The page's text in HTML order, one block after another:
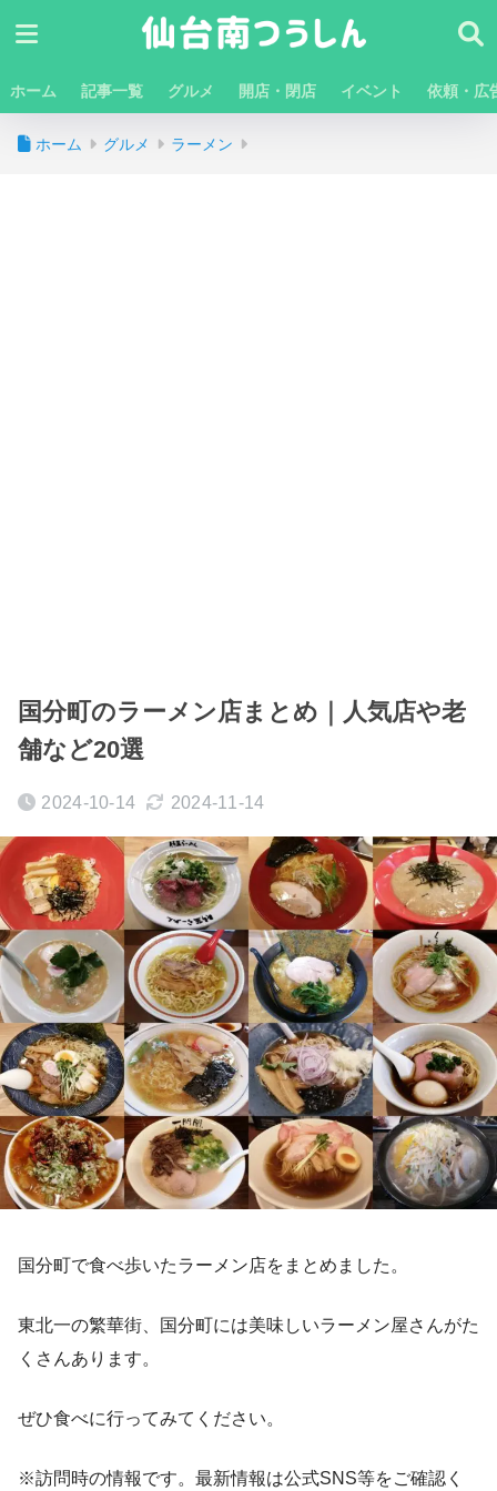
ホーム 記事一覧 グルメ 開店・閉店 イベント 依頼・広
ホーム グルメ ラーメン
国分町のラーメン店まとめ｜人気店や老
舗など20選
2024-10-14 2024-11-14
国分町で食べ歩いたラーメン店をまとめました。
東北一の繁華街、国分町には美味しいラーメン屋さんがた
くさんあります。
ぜひ食べに行ってみてください。
※訪問時の情報です。最新情報は公式SNS等をご確認く